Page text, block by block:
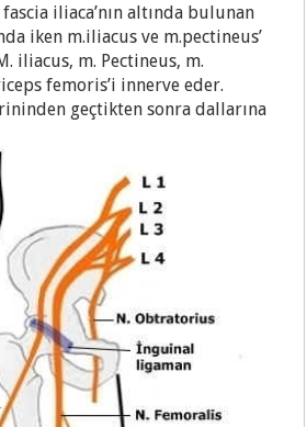
iliaca’nın altında bulunan
iken m.iliacus ve m.pectineus’
iliacus, m. Pectineus, m.
femoris’i innerve eder.
geçtikten sonra dallarına